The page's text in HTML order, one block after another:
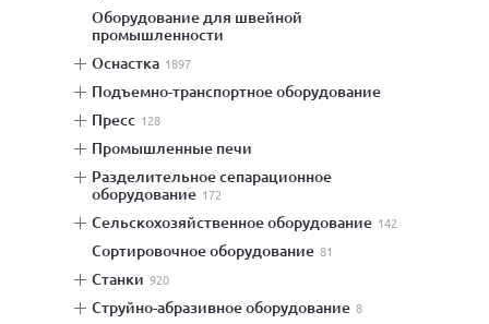
оборудование для швейной
промышленности
оснастка 1897
подъемно-транспортное оборудование
пресс 128
промышленные печи
разделительное сепарационное
оборудование 172
сельскохозяйственное оборудование 142
сортировочное оборудование 81
станки 920
струйно-абразивное оборудование 8